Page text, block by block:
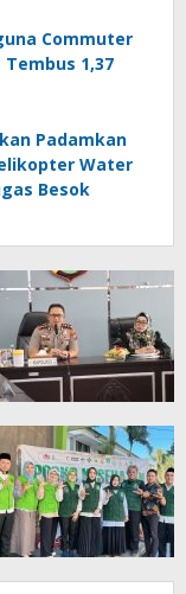
Commuter
Tembus 1,37
Padamkan
Water
Besok